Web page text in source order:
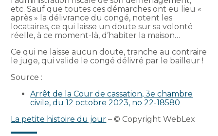
etc. Sauf que toutes ces démarches ont eu lieu «
après » la délivrance du congé, notent les
locataires, ce qui laisse un doute sur sa volonté
réelle, à ce moment-là, d’habiter la maison…
Ce qui ne laisse aucun doute, tranche au contraire
le juge, qui valide le congé délivré par le bailleur !
Source :
Arrêt de la Cour de cassation, 3e chambre
civile, du 12 octobre 2023, no 22-18580
La petite histoire du jour – © Copyright WebLex